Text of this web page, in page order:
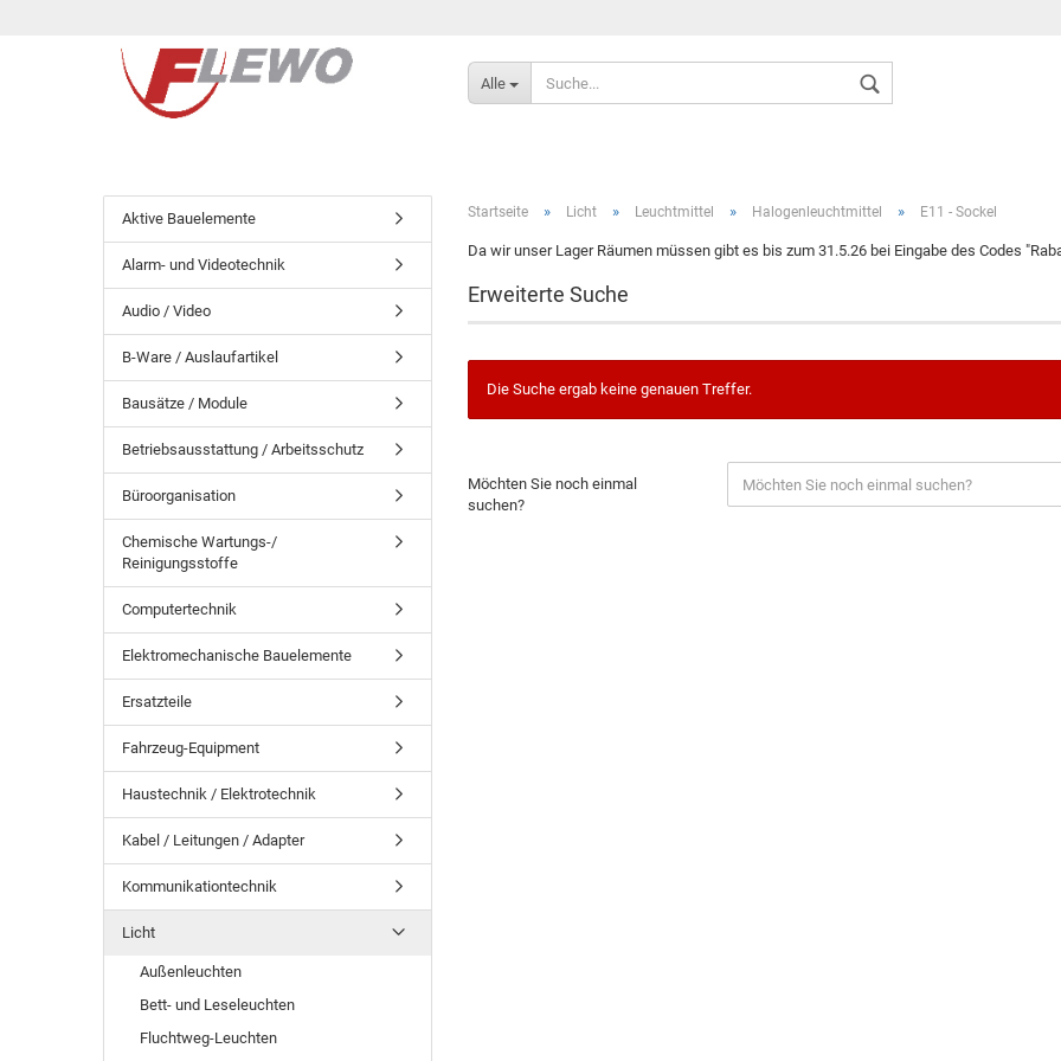
Alle
Startseite » Licht » Leuchtmittel » Halogenleuchtmittel » E11 - Sockel
Da wir unser Lager Räumen müssen gibt es bis zum 31.5.26 bei Eingabe des Codes
Erweiterte Suche
Die Suche ergab keine genauen Treffer.
Möchten Sie noch einmal
suchen?
Aktive Bauelemente
Alarm- und Videotechnik
Audio / Video
B-Ware / Auslaufartikel
Bausätze / Module
Betriebsausstattung / Arbeitsschutz
Büroorganisation
Chemische Wartungs-/
Reinigungsstoffe
Computertechnik
Elektromechanische Bauelemente
Ersatzteile
Fahrzeug-Equipment
Haustechnik / Elektrotechnik
Kabel / Leitungen / Adapter
Kommunikationtechnik
Licht
Außenleuchten
Bett- und Leseleuchten
Fluchtweg-Leuchten